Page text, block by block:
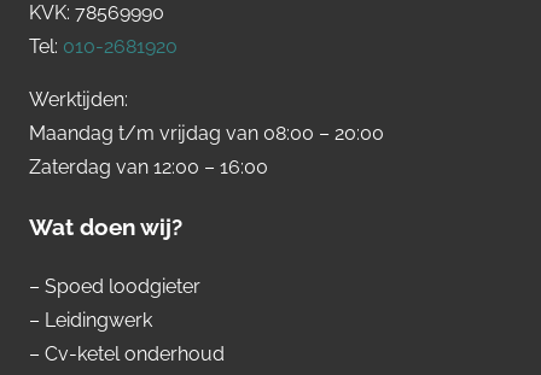
KVK: 78569990
Tel: 010-2681920
Werktijden:
Maandag t/m vrijdag van 08:00 – 20:00
Zaterdag van 12:00 – 16:00
Wat doen wij?
– Spoed loodgieter
– Leidingwerk
– Cv-ketel onderhoud